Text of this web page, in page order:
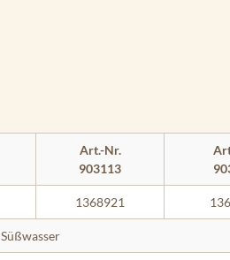
Art.-Nr.
903113
1368921
Süßwasser